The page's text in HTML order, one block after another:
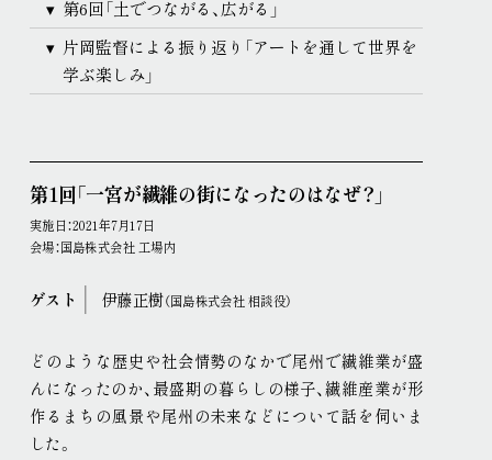
第6回「土でつながる、広がる」
片岡監督による振り返り「アートを通して世界を
学ぶ楽しみ」
第1回「一宮が繊維の街になったのはなぜ？」
実施日：2021年7月17日
会場：国島株式会社 工場内
ゲスト 伊藤正樹（国島株式会社 相談役）
どのような歴史や社会情勢のなかで尾州で繊維業が盛
んになったのか、最盛期の暮らしの様子、繊維産業が形
作るまちの風景や尾州の未来などについて話を伺いま
した。